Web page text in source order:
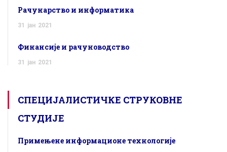
Рачунарство и информатика
31 јан 2021
Финансије и рачуноводство
31 јан 2021
СПЕЦИЈАЛИСТИЧКЕ СТРУКОВНЕ
СТУДИЈЕ
Примењене информационе технологије